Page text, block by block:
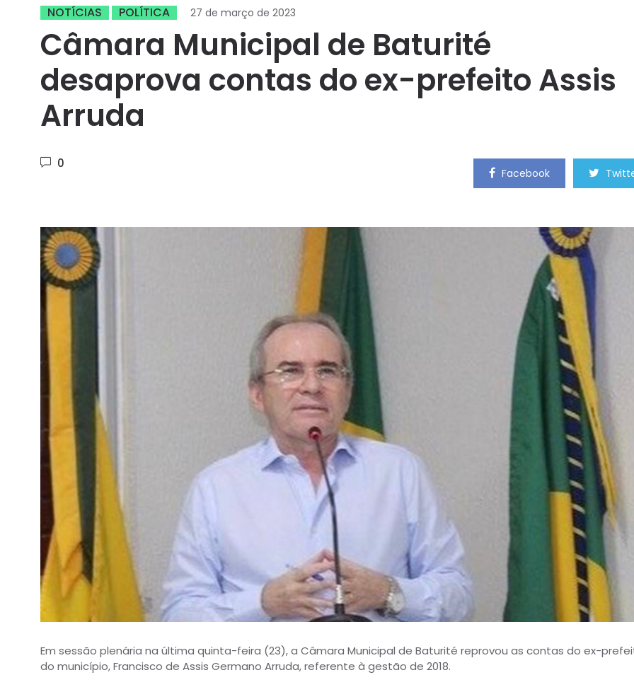
NOTÍCIAS POLÍTICA 27 de março de 2023
Câmara Municipal de Baturité
desaprova contas do ex-prefeito Assis
Arruda
0
Facebook
Em sessão plenária na última quinta-feira (23), a Câmara Municipal de Baturité reprovou as contas do ex-
do município, Francisco de Assis Germano Arruda, referente à gestão de 2018.